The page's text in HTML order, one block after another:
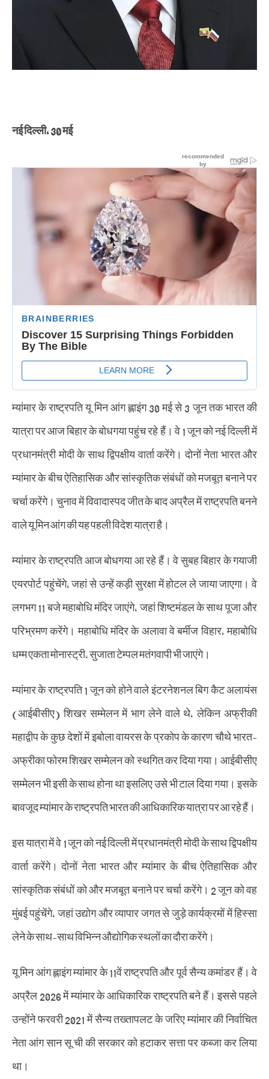
नई दिल्ली, 30 मई
म्यांमार के राष्ट्रपति यू मिन आंग ह्लाइंग 30 मई से 3 जून तक भारत की
यात्रा पर आज बिहार के बोधगया पहुंच रहे हैं। वे 1 जून को नई दिल्ली में
प्रधानमंत्री मोदी के साथ द्विपक्षीय वार्ता करेंगे। दोनों नेता भारत और
म्यांमार के बीच ऐतिहासिक और सांस्कृतिक संबंधों को मजबूत बनाने पर
चर्चा करेंगे। चुनाव में विवादास्पद जीत के बाद अप्रैल में राष्ट्रपति बनने
वाले यू मिन आंग की यह पहली विदेश यात्रा है।
म्यांमार के राष्ट्रपति आज बोधगया आ रहे हैं। वे सुबह बिहार के गयाजी
एयरपोर्ट पहुंचेंगे, जहां से उन्हें कड़ी सुरक्षा में होटल ले जाया जाएगा। वे
लगभग 11 बजे महाबोधि मंदिर जाएंगे, जहां शिष्टमंडल के साथ पूजा और
परिभ्रमण करेंगे। महाबोधि मंदिर के अलावा वे बर्मीज विहार, महाबोधि
धम्म एकता मोनास्ट्री, सुजाता टेम्पल मतंगवापी भी जाएंगे।
म्यांमार के राष्ट्रपति 1 जून को होने वाले इंटरनेशनल बिग कैट अलायंस
(आईबीसीए) शिखर सम्मेलन में भाग लेने वाले थे, लेकिन अफ्रीकी
महाद्वीप के कुछ देशों में इबोला वायरस के प्रकोप के कारण चौथे भारत-
अफ्रीका फोरम शिखर सम्मेलन को स्थगित कर दिया गया। आईबीसीए
सम्मेलन भी इसी के साथ होना था इसलिए उसे भी टाल दिया गया। इसके
बावजूद म्यांमार के राष्ट्रपति भारत की आधिकारिक यात्रा पर आ रहे हैं।
इस यात्रा में वे 1 जून को नई दिल्ली में प्रधानमंत्री मोदी के साथ द्विपक्षीय
वार्ता करेंगे। दोनों नेता भारत और म्यांमार के बीच ऐतिहासिक और
सांस्कृतिक संबंधों को और मजबूत बनाने पर चर्चा करेंगे। 2 जून को वह
मुंबई पहुंचेंगे, जहां उद्योग और व्यापार जगत से जुड़े कार्यक्रमों में हिस्सा
लेने के साथ-साथ विभिन्न औद्योगिक स्थलों का दौरा करेंगे।
यू मिन आंग ह्लाइंग म्यांमार के 11वें राष्ट्रपति और पूर्व सैन्य कमांडर हैं। वे
अप्रैल 2026 में म्यांमार के आधिकारिक राष्ट्रपति बने हैं। इससे पहले
उन्होंने फरवरी 2021 में सैन्य तख्तापलट के जरिए म्यांमार की निर्वाचित
नेता आंग सान सू ची की सरकार को हटाकर सत्ता पर कब्जा कर लिया
था।